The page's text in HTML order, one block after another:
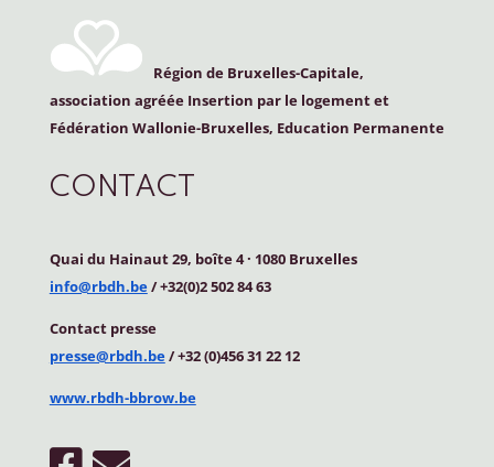
Région de Bruxelles-Capitale,
association agréée Insertion par le logement et
Fédération Wallonie-Bruxelles, Education Permanente
CONTACT
Quai du Hainaut 29, boîte 4· 1080 Bruxelles
info@rbdh.be/ +32(0)2 502 84 63
Contact presse
presse@rbdh.be/ +32 (0)456 31 22 12
www.rbdh-bbrow.be